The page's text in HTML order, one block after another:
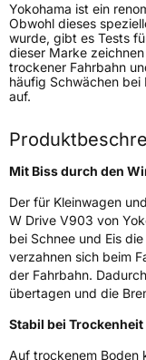
ZustandNeureifen
M+SJa
EU Label
EffizienzE
NasshaftungC
Rollgeräusch (Klasse)
Rollgeräusch (dB)
FahrzeugklasseC1
Yokohama ist ein
Obwohl dieses
wurde, gibt es Tests
dieser Marke
trockener Fahrbahn
häufig Schwächen bei
auf.
Mit Biss durch den
Der für Kleinwagen
W Drive V903 von
bei Schnee und Eis
verzahnen sich beim
der Fahrbahn.
übertagen und die
Stabil bei Trockenheit
Auf trockenem Boden